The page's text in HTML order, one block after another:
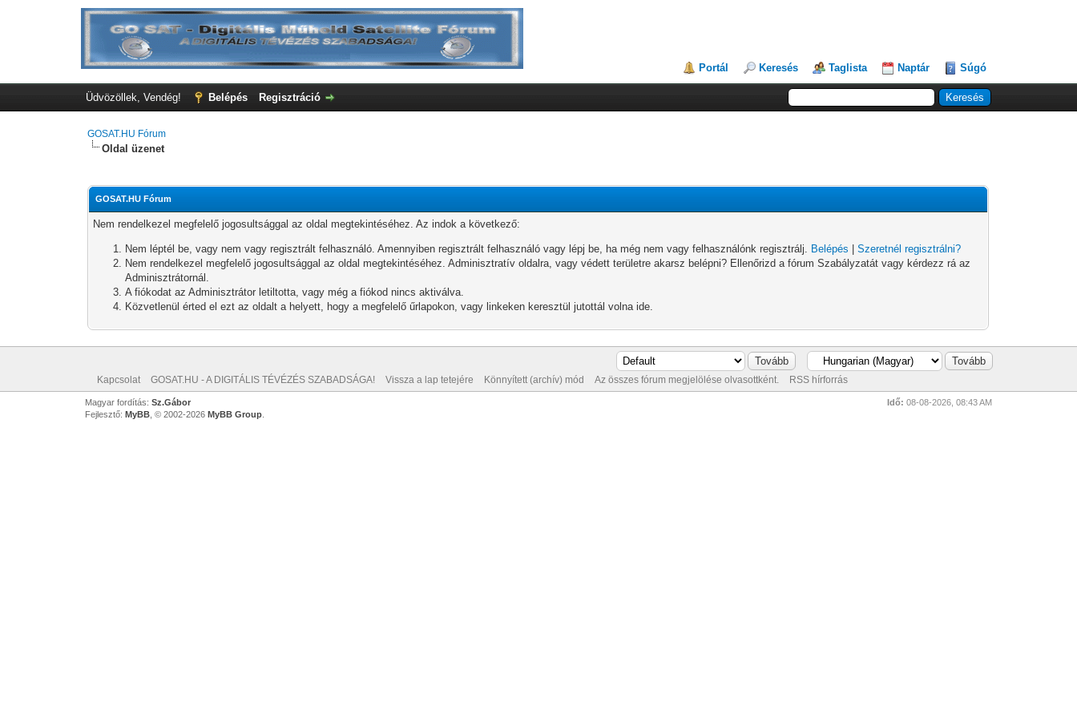
Portál Keresés Taglista Naptár Súgó
Üdvözöllek, Vendég! Belépés Regisztráció
GOSAT.HU Fórum
Oldal üzenet
GOSAT.HU Fórum
Nem rendelkezel megfelelő jogosultsággal az oldal megtekintéséhez. Az indok a következő:
Nem léptél be, vagy nem vagy regisztrált felhasználó. Amennyiben regisztrált felhasználó vagy lépj be, ha még nem vagy felhasználónk regisztrálj. Belépés |Szeretnél regisztrálni?
Nem rendelkezel megfelelő jogosultsággal az oldal megtekintéséhez. Adminisztratív oldalra, vagy védett területre akarsz belépni? Ellenőrizd a fórum Szabályzatát vagy kérdezz rá az
Adminisztrátornál.
A fiókodat az Adminisztrátor letiltotta, vagy még a fiókod nincs aktiválva.
Közvetlenül érted el ezt az oldalt a helyett, hogy a megfelelő űrlapokon, vagy linkeken keresztül jutottál volna ide.
Kapcsolat GOSAT.HU - A DIGITÁLIS TÉVÉZÉS SZABADSÁGA! Vissza a lap tetejére Könnyített (archív) mód Az összes fórum megjelölése olvasottként. RSS hírforrás
Idő: 08-08-2026, 08:43 AM
Magyar fordítás: Sz.Gábor
Fejlesztő: MyBB, © 2002-2026 MyBB Group.